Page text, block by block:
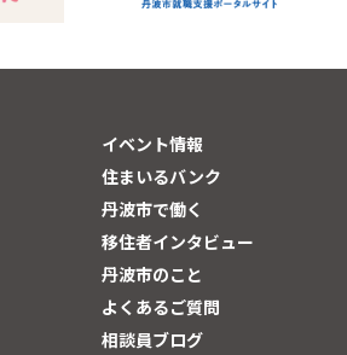
イベント情報
住まいるバンク
丹波市で働く
移住者インタビュー
丹波市のこと
よくあるご質問
相談員ブログ